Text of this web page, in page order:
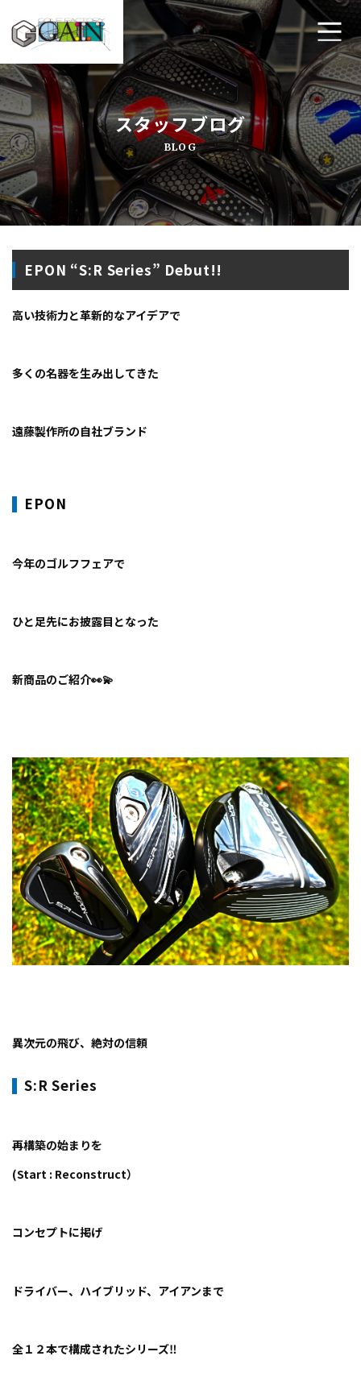
ホーム
ゴルフ工房ゲインについて
工房メニュー
アクセス・店舗案内
よくあるご質問
お知らせ
事例紹介
スタッフブログ
BLOG
EPON “S:R Series” Debut!!
高い技術力と革新的なアイデアで
多くの名器を生み出してきた
遠藤製作所の自社ブランド
​EPON
今年のゴルフフェアで
ひと足先にお披露目となった
新商品のご紹介👀💫
異次元の飛び、絶対の信頼
​S:R Series
再構築の始まりを
(Start : Reconstruct）
コンセプトに掲げ
ドライバー、ハイブリッド、アイアンまで
全１２本で構成されたシリーズ‼️